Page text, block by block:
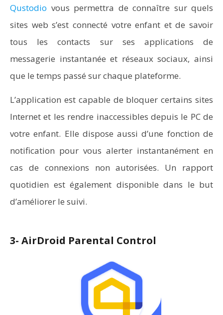
Qustodio vous permettra de connaître sur quels
sites web s’est connecté votre enfant et de savoir
tous les contacts sur ses applications de
messagerie instantanée et réseaux sociaux, ainsi
que le temps passé sur chaque plateforme.
L’application est capable de bloquer certains sites
Internet et les rendre inaccessibles depuis le PC de
votre enfant. Elle dispose aussi d’une fonction de
notification pour vous alerter instantanément en
cas de connexions non autorisées. Un rapport
quotidien est également disponible dans le but
d’améliorer le suivi.
3- AirDroid Parental Control